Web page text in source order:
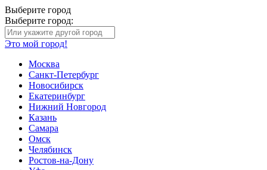
Выберите город
Выберите город:
Это мой город!
Москва
Санкт-Петербург
Новосибирск
Екатеринбург
Нижний Новгород
Казань
Самара
Омск
Челябинск
Ростов-на-Дону